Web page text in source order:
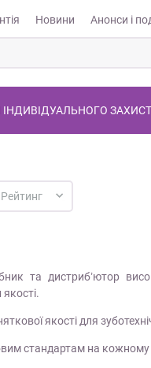
Новини Анонси і
та дистриб’ютор
якості для
стандартам на кожному